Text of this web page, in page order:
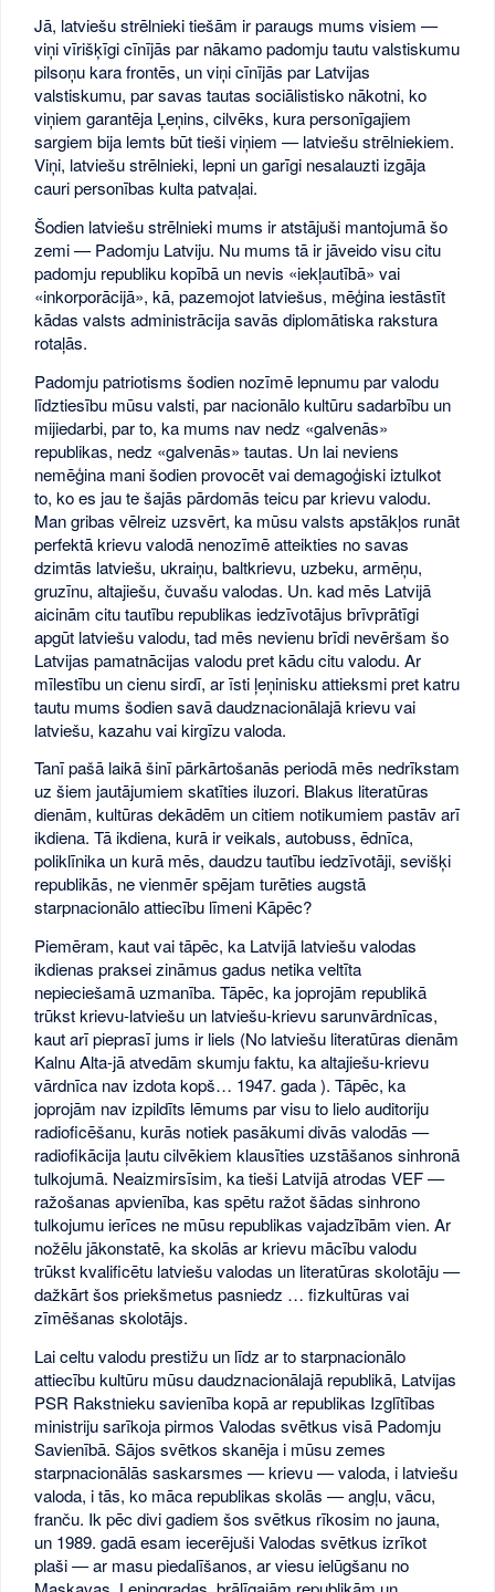
Jā, latviešu strēlnieki tiešām ir paraugs mums visiem —
viņi vīrišķīgi cīnījās par nākamo padomju tautu valstiskumu
pilsoņu kara frontēs, un viņi cīnījās par Latvijas
valstiskumu, par savas tautas sociālistisko nākotni, ko
viņiem garantēja Ļeņins, cilvēks, kura personīgajiem
sargiem bija lemts būt tieši viņiem — latviešu strēlniekiem.
Viņi, latviešu strēlnieki, lepni un garīgi nesalauzti izgāja
cauri personības kulta patvaļai.
Šodien latviešu strēlnieki mums ir atstājuši mantojumā šo
zemi — Padomju Latviju. Nu mums tā ir jāveido visu citu
padomju republiku kopībā un nevis «iekļautībā» vai
«inkorporācijā», kā, pazemojot latviešus, mēģina iestāstīt
kādas valsts administrācija savās diplomātiska rakstura
rotaļās.
Padomju patriotisms šodien nozīmē lepnumu par valodu
līdztiesību mūsu valsti, par nacionālo kultūru sadarbību un
mijiedarbi, par to, ka mums nav nedz «galvenās»
republikas, nedz «galvenās» tautas. Un lai neviens
nemēģina mani šodien provocēt vai demagoģiski iztulkot
to, ko es jau te šajās pārdomās teicu par krievu valodu.
Man gribas vēlreiz uzsvērt, ka mūsu valsts apstākļos runāt
perfektā krievu valodā nenozīmē atteikties no savas
dzimtās latviešu, ukraiņu, baltkrievu, uzbeku, armēņu,
gruzīnu, altajiešu, čuvašu valodas. Un. kad mēs Latvijā
aicinām citu tautību republikas iedzīvotājus brīvprātīgi
apgūt latviešu valodu, tad mēs nevienu brīdi nevēršam šo
Latvijas pamatnācijas valodu pret kādu citu valodu. Ar
mīlestību un cienu sirdī, ar īsti ļeņinisku attieksmi pret katru
tautu mums šodien savā daudznacionālajā krievu vai
latviešu, kazahu vai kirgīzu valoda.
Tanī pašā laikā šinī pārkārtošanās periodā mēs nedrīkstam
uz šiem jautājumiem skatīties iluzori. Blakus literatūras
dienām, kultūras dekādēm un citiem notikumiem pastāv arī
ikdiena. Tā ikdiena, kurā ir veikals, autobuss, ēdnīca,
poliklīnika un kurā mēs, daudzu tautību iedzīvotāji, sevišķi
republikās, ne vienmēr spējam turēties augstā
starpnacionālo attiecību līmeni Kāpēc?
Piemēram, kaut vai tāpēc, ka Latvijā latviešu valodas
ikdienas praksei zināmus gadus netika veltīta
nepieciešamā uzmanība. Tāpēc, ka joprojām republikā
trūkst krievu-latviešu un latviešu-krievu sarunvārdnīcas,
kaut arī pieprasī jums ir liels (No latviešu literatūras dienām
Kalnu Alta-jā atvedām skumju faktu, ka altajiešu-krievu
vārdnīca nav izdota kopš… 1947. gada ). Tāpēc, ka
joprojām nav izpildīts lēmums par visu to lielo auditoriju
radioficēšanu, kurās notiek pasākumi divās valodās —
radiofikācija ļautu cilvēkiem klausīties uzstāšanos sinhronā
tulkojumā. Neaizmirsīsim, ka tieši Latvijā atrodas VEF —
ražošanas apvienība, kas spētu ražot šādas sinhrono
tulkojumu ierīces ne mūsu republikas vajadzībām vien. Ar
nožēlu jākonstatē, ka skolās ar krievu mācību valodu
trūkst kvalificētu latviešu valodas un literatūras skolotāju —
dažkārt šos priekšmetus pasniedz … fizkultūras vai
zīmēšanas skolotājs.
Lai celtu valodu prestižu un līdz ar to starpnacionālo
attiecību kultūru mūsu daudznacionālajā republikā, Latvijas
PSR Rakstnieku savienība kopā ar republikas Izglītības
ministriju sarīkoja pirmos Valodas svētkus visā Padomju
Savienībā. Sājos svētkos skanēja i mūsu zemes
starpnacionālās saskarsmes — krievu — valoda, i latviešu
valoda, i tās, ko māca republikas skolās — angļu, vācu,
franču. Ik pēc divi gadiem šos svētkus rīkosim no jauna,
un 1989. gadā esam iecerējuši Valodas svētkus izrīkot
plaši — ar masu piedalīšanos, ar viesu ielūgšanu no